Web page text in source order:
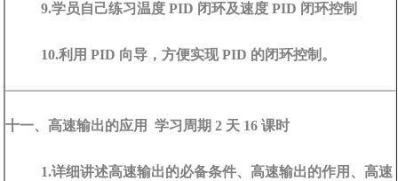
9.学员自己练习温度 PID 闭环及速度 PID 闭环控制
10.利用 PID 向导，方便实现 PID 的闭环控制。
十一、高速输出的应用 学习周期 2 天 16 课时
1.详细讲述高速输出的必备条件、高速输出的作用、高速